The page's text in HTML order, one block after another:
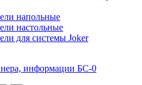
напольные
настольные
для системы Joker